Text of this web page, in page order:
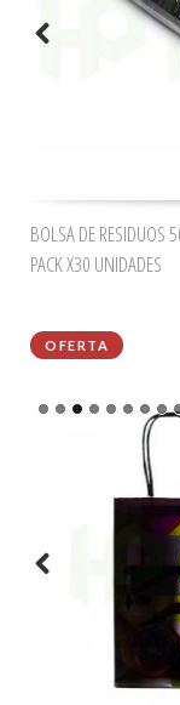
BOLSA DE RESIDUOS
PACK X30 UNIDADES
OFERTA